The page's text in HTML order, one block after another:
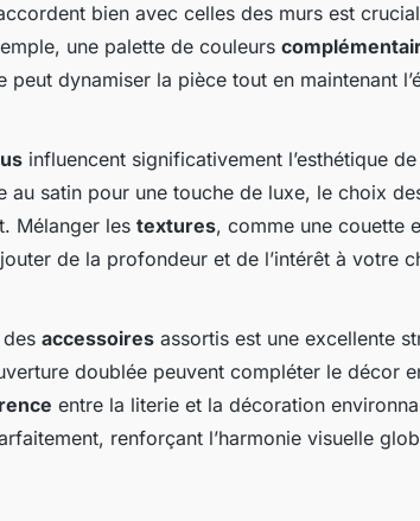
bien avec celles des murs est
une palette de couleurs
peut dynamiser la pièce tout en maintenant
influencent significativement l’esthétique
au satin pour une touche de luxe, le choix
Mélanger les textures, comme une couette
de la profondeur et de l’intérêt à votre
accessoires assortis est une excellente
doublée peuvent compléter le décor
entre la literie et la décoration
renforçant l’harmonie visuelle